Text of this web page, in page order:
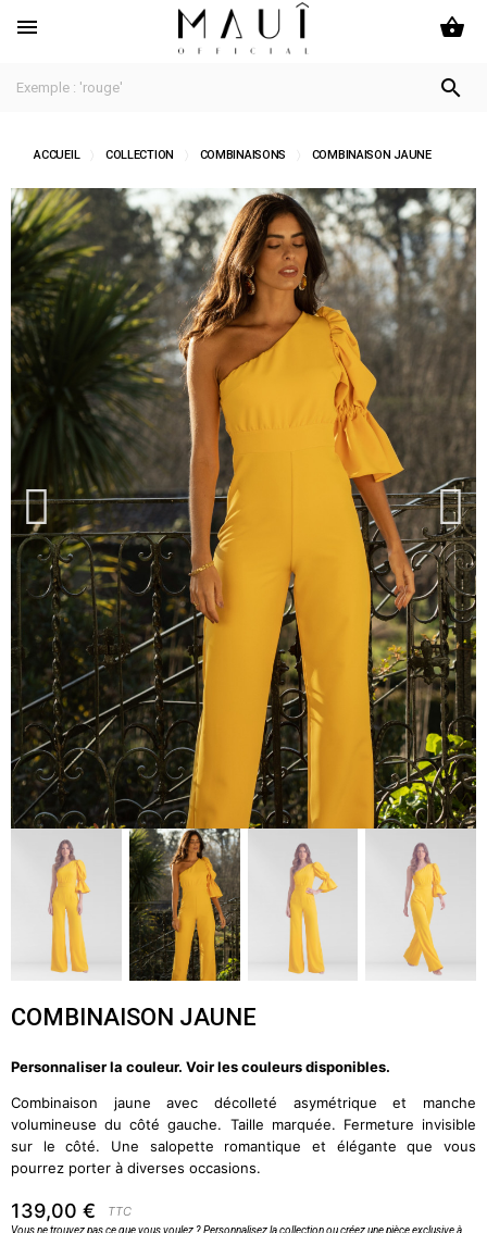
 shopping_basket

ACCUEIL COLLECTION COMBINAISONS COMBINAISON JAUNE
COMBINAISON JAUNE
Personnaliser la couleur. Voir les couleurs disponibles.
Combinaison jaune avec décolleté asymétrique et manche
volumineuse du côté gauche. Taille marquée. Fermeture invisible
sur le côté. Une salopette romantique et élégante que vous
pourrez porter à diverses occasions.
139,00 € TTC
Vous ne trouvez pas ce que vous voulez ?Personnalisez la collectionoucréez une pièce exclusive à